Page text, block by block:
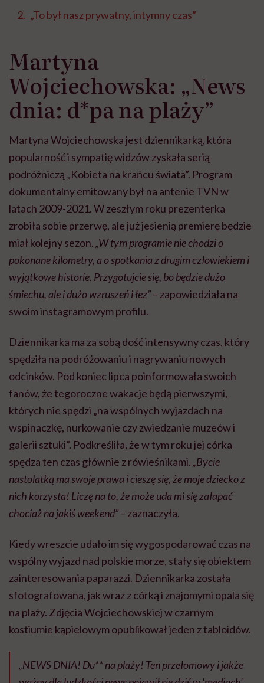
„To był nasz prywatny, intymny czas”
Martyna
Wojciechowska: „News
dnia: d*pa na plaży”
Martyna Wojciechowska jest dziennikarką, która
popularność i sympatię widzów zyskała serią
podróżniczą „Kobieta na krańcu świata”. Program
dokumentalny emitowany był na antenie TVN w
latach 2009-2021. W zeszłym roku prezenterka
zrobiła sobie przerwę, ale już jesienią premierę będzie
miał kolejny sezon.„W tym programie nie chodzi o
pokonane kilometry, a o spotkania z drugim człowiekiem i
wyjątkowe historie. Przygotujcie się, bo będzie dużo
śmiechu, ale i dużo wzruszeń i łez”– zapowiedziała na
swoim instagramowym profilu.
Dziennikarka ma za sobą dość intensywny czas, który
spędziła na podróżowaniu i nagrywaniu nowych
odcinków. Pod koniec lipca poinformowała swoich
fanów, że tegoroczne wakacje będą pierwszymi,
których nie spędzi „na wspólnych wyjazdach na
wspinaczkę, nurkowanie czy zwiedzanie muzeów i
galerii sztuki”. Podkreśliła, że w tym roku jej córka
spędza ten czas głównie z rówieśnikami.„Bycie
nastolatką ma swoje prawa i cieszę się, że moje dziecko z
nich korzysta! Liczę na to, że może uda mi się załapać
chociaż na jakiś weekend”– zaznaczyła.
Kiedy wreszcie udało im się wygospodarować czas na
wspólny wyjazd nad polskie morze, stały się obiektem
zainteresowania paparazzi. Dziennikarka została
sfotografowana, jak wraz z córką i znajomymi opala się
na plaży. Zdjęcia Wojciechowskiej w czarnym
kostiumie kąpielowym opublikował jeden z tabloidów.
„NEWS DNIA! Du** na plaży! Ten przełomowy i jakże